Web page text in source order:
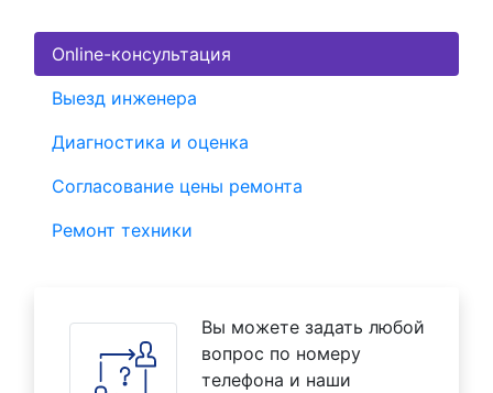
Online-консультация
Выезд инженера
Диагностика и оценка
Согласование цены ремонта
Ремонт техники
Вы можете задать любой
вопрос по номеру
телефона и наши